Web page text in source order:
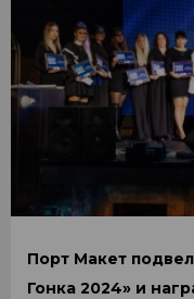
Порт Макет
Гонка 2024» и